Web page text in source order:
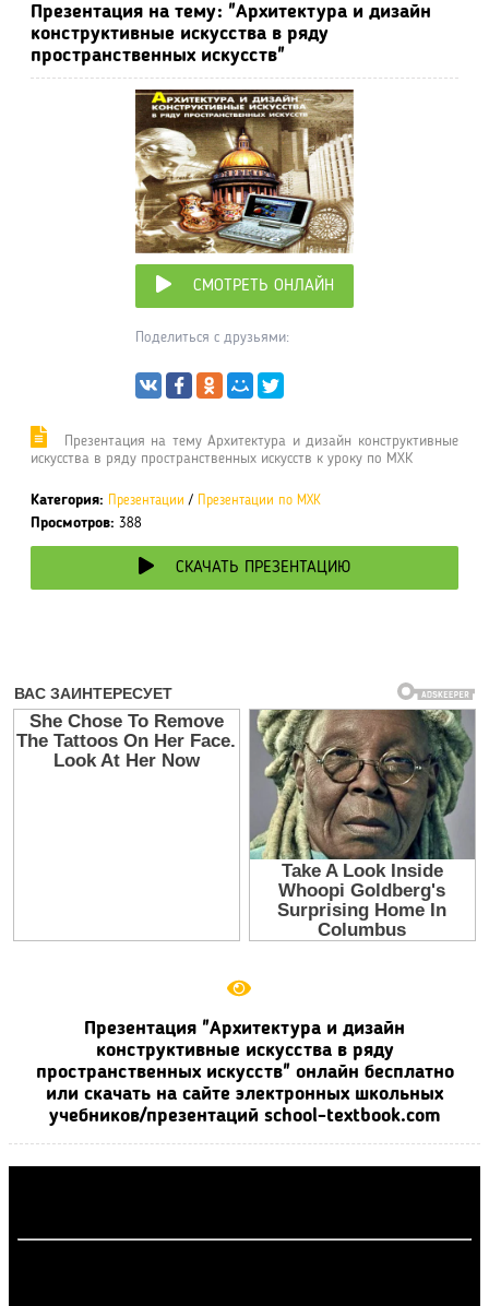
Презентация на тему: "Архитектура и дизайн
конструктивные искусства в ряду
пространственных искусств"
СМОТРЕТЬ ОНЛАЙН
Поделиться с друзьями:
Презентация на тему Архитектура и дизайн конструктивные
искусства в ряду пространственных искусств к уроку по МХК
Категория: Презентации / Презентации по МХК
Просмотров: 388
СКАЧАТЬ ПРЕЗЕНТАЦИЮ
Презентация "Архитектура и дизайн
конструктивные искусства в ряду
пространственных искусств" онлайн бесплатно
или скачать на сайте электронных школьных
учебников/презентаций school-textbook.com